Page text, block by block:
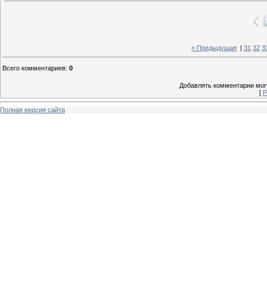
« Предыдущая 31 32
Всего комментариев: 0
Добавлять комментарии
[
Полная версия сайта